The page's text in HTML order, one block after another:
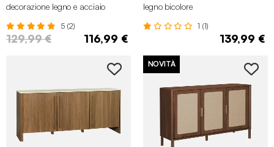
decorazione legno e acciaio
5 (2)
129,99 € 116,99 €
legno bicolore
1 (1)
139,99 €
NOVITÀ